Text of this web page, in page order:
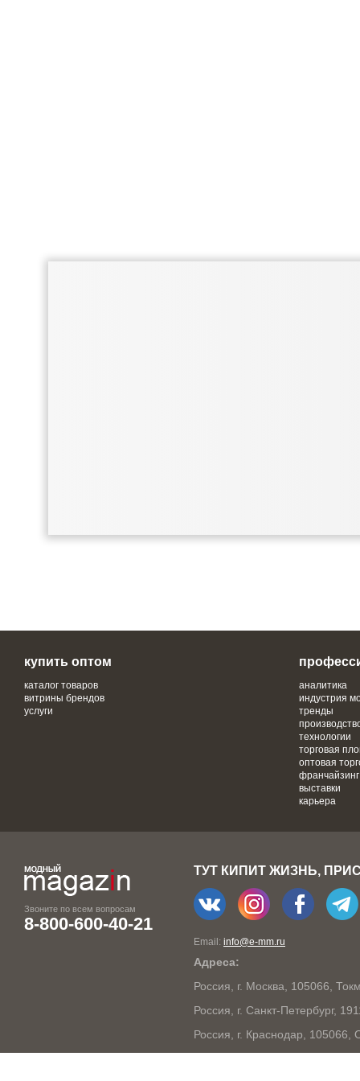
купить оптом
каталог товаров
витрины брендов
услуги
аналитика
индустрия
тренды
технологии
торговая
оптовая
франчайзинг
выставки
карьера
Звоните по всем вопросам
8-800-600-40-21
ТУТ КИПИТ ЖИЗНЬ,
Email: info@e-mm.ru
Адреса:
Россия, г. Москва, 105066,
Россия, г. Санкт-Петербург,
Россия, г. Краснодар,